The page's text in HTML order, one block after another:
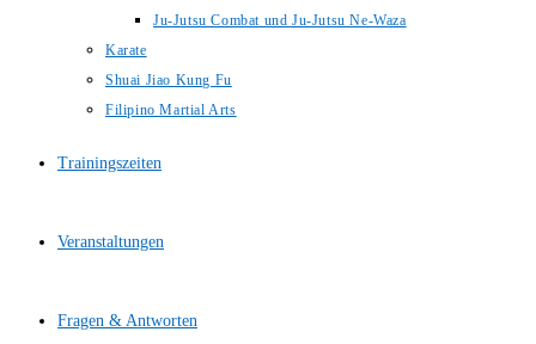
Ju-Jutsu Combat und Ju-Jutsu Ne-Waza
Karate
Shuai Jiao Kung Fu
Filipino Martial Arts
Trainingszeiten
Veranstaltungen
Fragen & Antworten